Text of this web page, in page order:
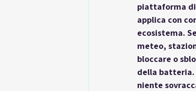
piattaforma
applica con
ecosistema.
meteo,
bloccare o
della batteria.
niente